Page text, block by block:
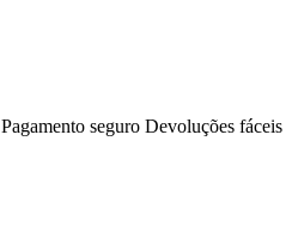
Pagamento seguro Devoluções fáceis